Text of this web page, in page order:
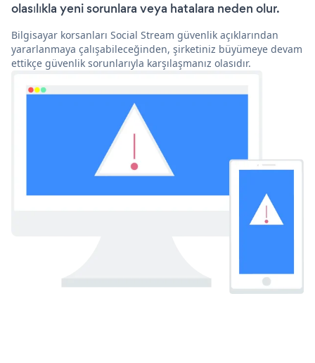
olasılıkla yeni sorunlara veya hatalara neden olur.
Bilgisayar korsanları Social Stream güvenlik açıklarından
yararlanmaya çalışabileceğinden, şirketiniz büyümeye devam
ettikçe güvenlik sorunlarıyla karşılaşmanız olasıdır.